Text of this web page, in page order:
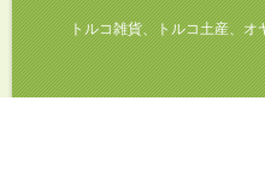
トルコ雑貨、トルコ土産、オヤ・